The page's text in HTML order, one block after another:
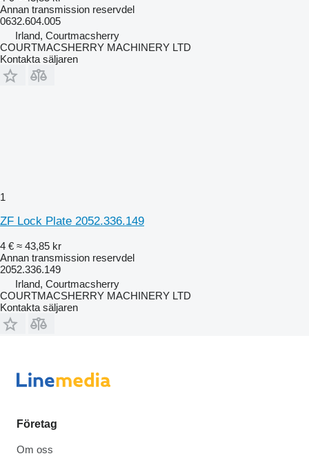
Annan transmission reservdel
0632.604.005
Irland, Courtmacsherry
COURTMACSHERRY MACHINERY LTD
Kontakta säljaren
1
ZF Lock Plate 2052.336.149
4 € ≈ 43,85 kr
Annan transmission reservdel
2052.336.149
Irland, Courtmacsherry
COURTMACSHERRY MACHINERY LTD
Kontakta säljaren
Företag
Om oss